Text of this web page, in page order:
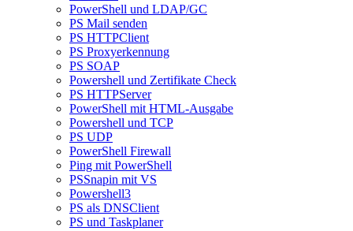
PowerShell und LDAP/GC
PS Mail senden
PS HTTPClient
PS Proxyerkennung
PS SOAP
Powershell und Zertifikate Check
PS HTTPServer
PowerShell mit HTML-Ausgabe
Powershell und TCP
PS UDP
PowerShell Firewall
Ping mit PowerShell
PSSnapin mit VS
Powershell3
PS als DNSClient
PS und Taskplaner